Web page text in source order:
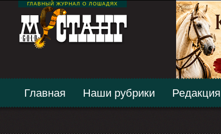
ГЛАВНЫЙ ЖУРНАЛ О ЛОШАДЯХ
Главная Наши рубрики Редакция